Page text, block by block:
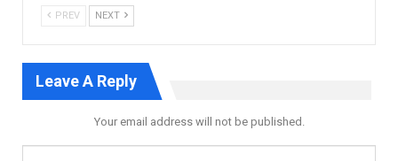
PREV NEXT
Leave A Reply
Your email address will not be published.